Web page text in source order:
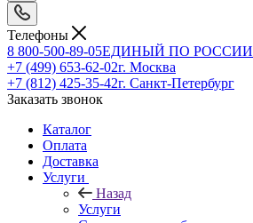
Телефоны
8 800-500-89-05ЕДИНЫЙ ПО РОССИИ
+7 (499) 653-62-02г. Москва
+7 (812) 425-35-42г. Санкт-Петербург
Заказать звонок
Каталог
Оплата
Доставка
Услуги
Назад
Услуги